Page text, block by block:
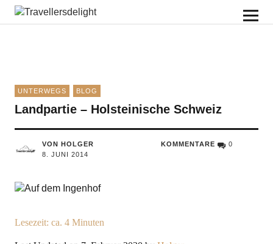
Travellersdelight
UNTERWEGS BLOG
Landpartie – Holsteinische Schweiz
VON HOLGER
8. JUNI 2014
KOMMENTARE 0
Lesezeit: ca. 4 Minuten